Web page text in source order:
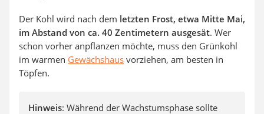
Der Kohl wird nach dem letzten Frost, etwa Mitte Mai,
im Abstand von ca. 40 Zentimetern ausgesät. Wer
schon vorher anpflanzen möchte, muss den Grünkohl
im warmen Gewächshaus vorziehen, am besten in
Töpfen.
Hinweis: Während der Wachstumsphase sollte